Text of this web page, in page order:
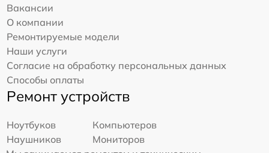
Вакансии
О компании
Ремонтируемые модели
Наши услуги
Согласие на обработку персональных данных
Способы оплаты
Ремонт устройств
Ноутбуков
Компьютеров
Наушников
Мониторов